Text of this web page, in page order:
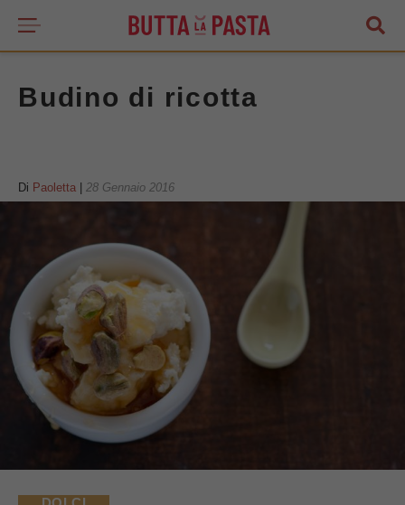
Budino di ricotta
Di Paoletta 28 Gennaio 2016